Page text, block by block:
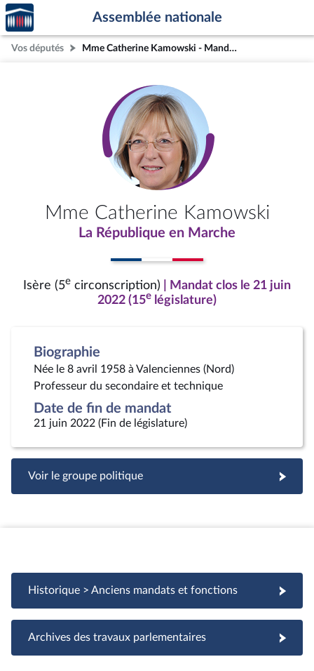
Aller au contenu
Aller en bas de la page
Accèder
à la
page
d'accueil
Assemblée nationale
Vos députés Mme Catherine Kamowski - Mandat clos - Isère (5e circonscription)
Mme Catherine Kamowski
La République en Marche
Isère (5e circonscription)
| Mandat clos le 21 juin
2022 (15e législature)
Biographie
Née le 8 avril 1958 à Valenciennes (Nord)
Professeur du secondaire et technique
Date de fin de mandat
21 juin 2022 (Fin de législature)
Voir le groupe politique
Historique > Anciens mandats et fonctions
Archives des travaux parlementaires